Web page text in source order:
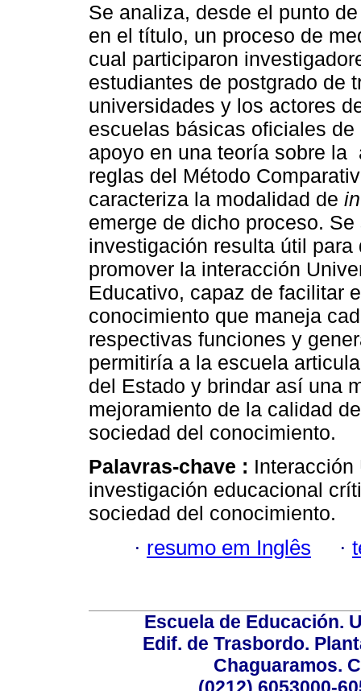
Se analiza, desde el punto
en el título, un proceso de
cual participaron
estudiantes de postgrado de
universidades y los actores
escuelas básicas oficiales
apoyo en una teoría sobre
reglas del Método
caracteriza la modalidad de
emerge de dicho proceso.
investigación resulta útil
promover la interacción
Educativo, capaz de facilitar
conocimiento que maneja
respectivas funciones y
permitiría a la escuela
del Estado y brindar así una
mejoramiento de la calidad
sociedad del conocimiento.
Palavras-chave :
investigación educacional
sociedad del conocimiento.
· resumo em Inglês ·
Escuela de Educación.
Edif. de Trasbordo.
Chaguaramos.